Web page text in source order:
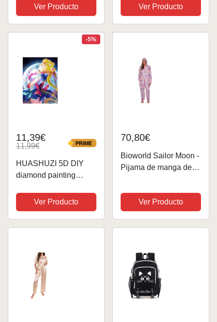
Ver Producto
Ver Producto
-5%
11,39€
11,99€ PRIME
PRIME
HUASHUZI 5D DIY
diamond painting
pintura diamante
bordado de punto de
cruz diamante pintura
Ver Producto
70,80€
Bioworld Sailor Moon -
Pijama de manga de
cremallera para mujer,
Multi colorido, S-M
Ver Producto